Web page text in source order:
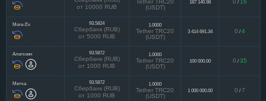
от 10000 RUB
Tether TRC20
(USDT)
187 140.98 0 / 16
More-Ex 93.5824
Сбербанк (RUB)
от 5000 RUB
1.0000
Tether TRC20
(USDT)
3 414 691.34 0 / 4
Альткоин 93.5872
Сбербанк (RUB)
от 1000 RUB
1.0000
Tether TRC20
(USDT)
100 000.00 0 / 35
Метка 93.5872
Сбербанк (RUB)
от 1000 RUB
1.0000
Tether TRC20
(USDT)
1 000 000.00 0 / 7